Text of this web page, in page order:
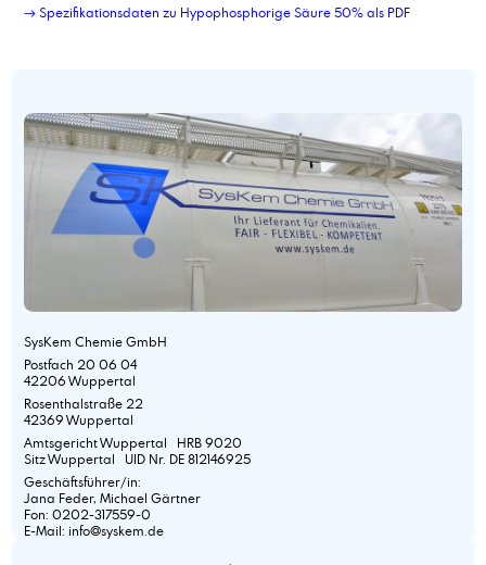
→ Spezifikationsdaten zu Hypophosphorige Säure 50% als PDF
SysKem Chemie GmbH
Postfach 20 06 04
42206 Wuppertal
Rosenthalstraße 22
42369 Wuppertal
Amtsgericht Wuppertal HRB 9020
Sitz Wuppertal UID Nr. DE 812146925
Geschäftsführer/in:
Jana Feder, Michael Gärtner
Fon: 0202-317559-0
E-Mail: info@syskem.de